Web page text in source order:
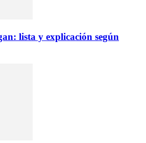
lista y explicación según